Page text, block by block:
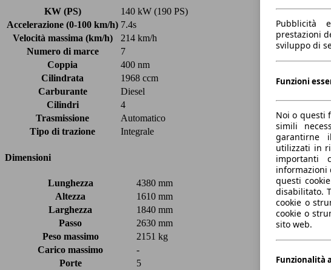
KW (PS)
140 kW (190 PS)
Accelerazione (0-100 km/h) 7.4s
Velocità massima (km/h)
214 km/h
Numero di marce
7
Coppia
400 nm
Cilindrata
1968 ccm
Carburante
Diesel
Cilindri
4
Trasmissione
Automatico
Tipo di trazione
Integrale
Dimensioni
Lunghezza
4380 mm
Altezza
1610 mm
Larghezza
1840 mm
Passo
2630 mm
Peso massimo
2151 kg
Carico massimo
-
Porte
5
Pubblicità
prestazioni
sviluppo di
Funzioni
Noi o questi
simili
garantirne
utilizzati in
importanti
informazioni
questi
disabilitato.
cookie o
cookie o
sito web.
Funzionalità